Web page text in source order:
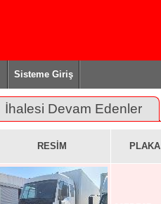
Sisteme Giriş
İhalesi Devam Edenler
RESİM PLAKA